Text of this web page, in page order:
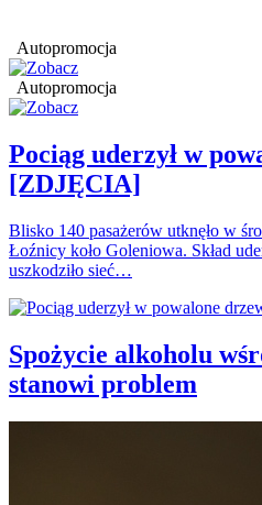
Autopromocja
Autopromocja
Pociąg uderzył w
[ZDJĘCIA]
Blisko 140 pasażerów utknęło w
Łoźnicy koło Goleniowa. Skład
uszkodziło sieć…
Spożycie alkoholu
stanowi problem